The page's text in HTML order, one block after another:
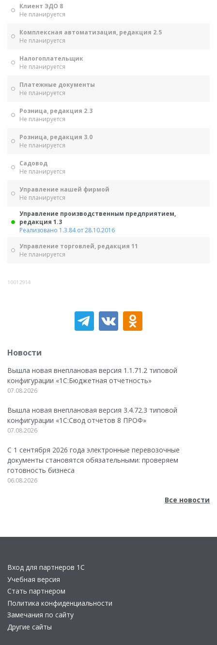
Клиент ЭДО 8
Не планируется
Комплексная автоматизация, редакция 2.5
Не планируется
Налогоплательщик
Не планируется
Платежные документы
Не планируется
Розница, редакция 2.3
Не планируется
Розница, редакция 3.0
Не планируется
Садовод
Не планируется
Управление нашей фирмой
Не планируется
Управление производственным предприятием,
редакция 1.3
Реализовано 1.3.84 от 28.10.2016
Управление торговлей, редакция 11
Не планируется
10012914
Новости
Вышла новая внеплановая версия 1.1.71.2 типовой
конфигурации «1C:Бюджетная отчетность»
07.08.2026
Вышла новая внеплановая версия 3.4.72.3 типовой
конфигурации «1C:Свод отчетов 8 ПРОФ»
07.08.2026
С 1 сентября 2026 года электронные перевозочные
документы становятся обязательными: проверяем
готовность бизнеса
06.08.2026
Все новости
Вход для партнеров 1С
Учебная версия
Стать партнером
Политика конфиденциальности
Замечания по сайту
Другие сайты